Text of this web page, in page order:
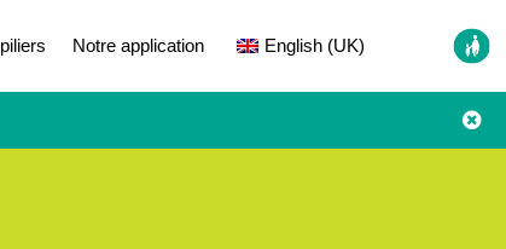
Notre application English (UK)
